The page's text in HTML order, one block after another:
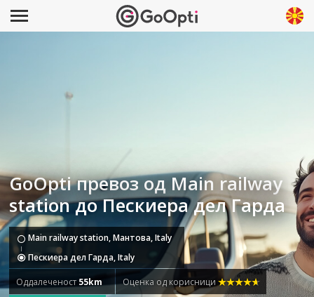
GoOpti превоз од Main railway
station до Пескиера дел Гарда
Main railway station, Мантова, Italy
Пескиера дел Гарда, Italy
Оддалеченост 55km Оценка од корисници